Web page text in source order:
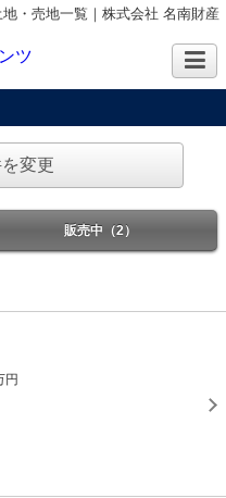
・売地一覧｜株式会社 名南財産
変更
販売中（2）
円